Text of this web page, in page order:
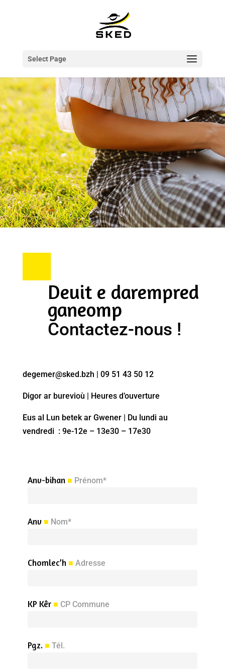
Select Page
Deuit e darempred
ganeomp
Contactez-nous !
degemer@sked.bzh | 09 51 43 50 12
Digor ar burevioù | Heures d’ouverture
Eus al Lun betek ar Gwener | Du lundi au
vendredi : 9e-12e – 13e30 – 17e30
Anv-bihan ■ Prénom*
Anv ■ Nom*
Chomlec’h ■ Adresse
KP Kêr ■ CP Commune
Pgz. ■ Tél.